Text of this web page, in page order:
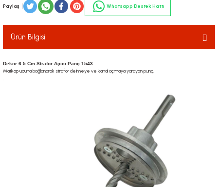
Paylaş Whatsapp Destek Hattı
Ürün Bilgisi
Dekor 6.5 Cm Strafor Açıcı Panç 1543
Matkap ucuna bağlanarak strafor delmeye ve kanal açmaya yarayan punç.